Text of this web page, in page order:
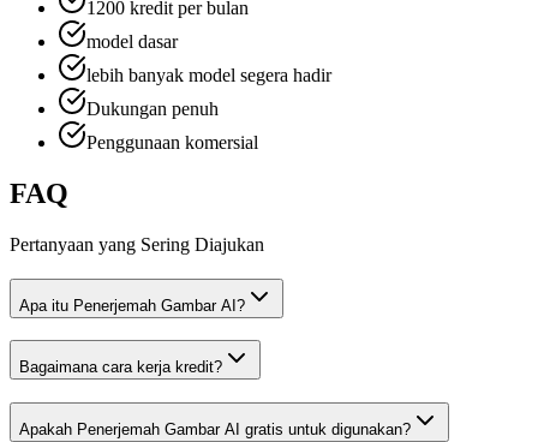
1200 kredit per bulan
model dasar
lebih banyak model segera hadir
Dukungan penuh
Penggunaan komersial
FAQ
Pertanyaan yang Sering Diajukan
Apa itu Penerjemah Gambar AI?
Bagaimana cara kerja kredit?
Apakah Penerjemah Gambar AI gratis untuk digunakan?